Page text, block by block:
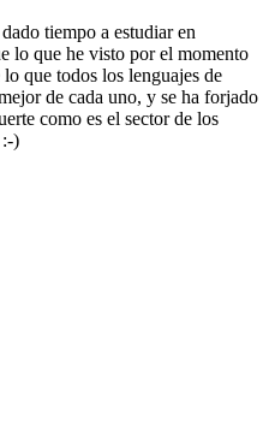
tiempo a estudiar en
lo que he visto por el momento
que todos los lenguajes de
de cada uno, y se ha forjado
como es el sector de los
)